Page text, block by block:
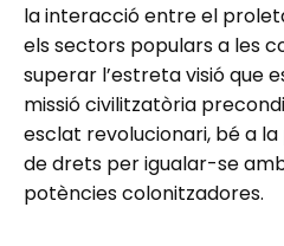
la interacció entre el
els sectors populars a les
superar l’estreta visió que
missió civilitzatòria
esclat revolucionari, bé a
de drets per igualar-se
potències colonitzadores.